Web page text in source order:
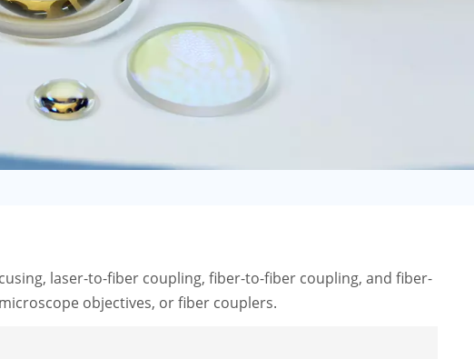
中文
laser-to-fiber coupling, fiber-to-fiber coupling, and fiber-
objectives, or fiber couplers.